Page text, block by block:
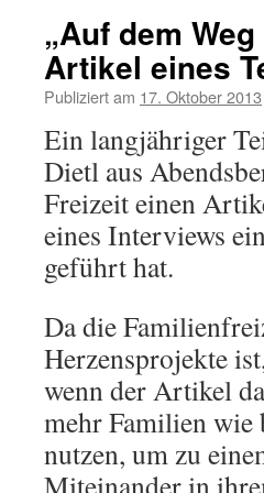
„Auf dem
Artikel eines
Publiziert am 17. Oktober 2013
Ein langjähriger
Dietl aus
Freizeit einen
eines Interviews
geführt hat.
Da die
Herzensprojekte
wenn der Artikel
mehr Familien wie
nutzen, um zu
Miteinander in